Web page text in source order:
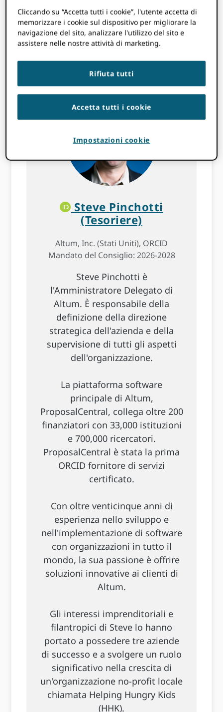
business (MBA, MTechMgt) ed è
laureato presso l'Australian
Institute of the Company
Directors (GACID).
Steve Pinchotti
(Tesoriere)
Altum, Inc. (Stati Uniti), ORCID
Mandato del Consiglio: 2026-2028
Steve Pinchotti è
l'Amministratore Delegato di
Altum. È responsabile della
definizione della direzione
strategica dell'azienda e della
supervisione di tutti gli aspetti
dell'organizzazione.
La piattaforma software
principale di Altum,
ProposalCentral, collega oltre 200
finanziatori con 33,000 istituzioni
e 700,000 ricercatori.
ProposalCentral è stata la prima
ORCID fornitore di servizi
certificato.
Con oltre venticinque anni di
esperienza nello sviluppo e
nell'implementazione di software
con organizzazioni in tutto il
mondo, la sua passione è offrire
soluzioni innovative ai clienti di
Altum.
Gli interessi imprenditoriali e
filantropici di Steve lo hanno
portato a possedere tre aziende
di successo e a svolgere un ruolo
significativo nella crescita di
un'organizzazione no-profit locale
chiamata Helping Hungry Kids
(HHK).
Cliccando su “Accetta tutti i cookie”, l'utente accetta di
memorizzare i cookie sul dispositivo per migliorare la
navigazione del sito, analizzare l'utilizzo del sito e
assistere nelle nostre attività di marketing.
Rifiuta tutti
Accetta tutti i cookie
Impostazioni cookie